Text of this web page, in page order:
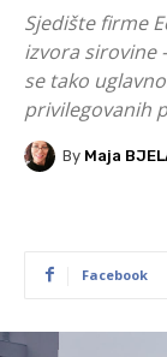
Sjedište firme
izvora sirovine
se tako
privilegovanih
By Maja
Facebook